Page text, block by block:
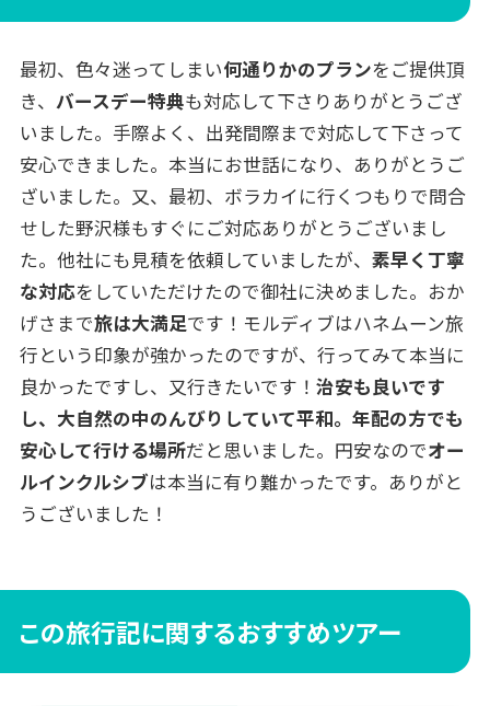
最初、色々迷ってしまい何通りかのプランをご提供頂
き、 バースデー特典も対応して下さりありがとうござ
いました。手際よく、出発間際まで対応して下さって
安心できました。本当にお世話になり、ありがとうご
ざいました。又、最初、ボラカイに行くつもりで問合
せした野沢様もすぐにご対応ありがとうございまし
た。他社にも見積を依頼していましたが、 素早く丁寧
な対応をしていただけたので御社に決めました。おか
げさまで旅は大満足です！モルディブはハネムーン旅
行という印象が強かったのですが、行ってみて本当に
良かったですし、又行きたいです！ 治安も良いです
し、大自然の中のんびりしていて平和。年配の方でも
安心して行ける場所だと思いました。円安なのでオー
ルインクルシブは本当に有り難かったです。ありがと
うございました！
この旅行記に関するおすすめツアー